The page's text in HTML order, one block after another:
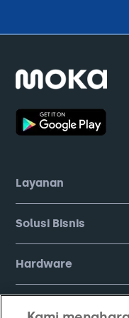
Layanan
Solusi Bisnis
Hardware